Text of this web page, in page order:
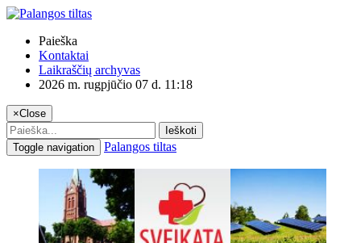
Paieška
Kontaktai
Laikraščių archyvas
2026 m. rugpjūčio 07 d. 11:18
×Close
Ieškoti
Toggle navigation
Palangos tiltas